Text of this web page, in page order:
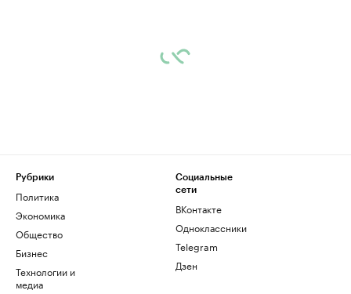
Рубрики
Политика
Экономика
Общество
Бизнес
Технологии и
медиа
Социальные
сети
ВКонтакте
Одноклассники
Telegram
Дзен